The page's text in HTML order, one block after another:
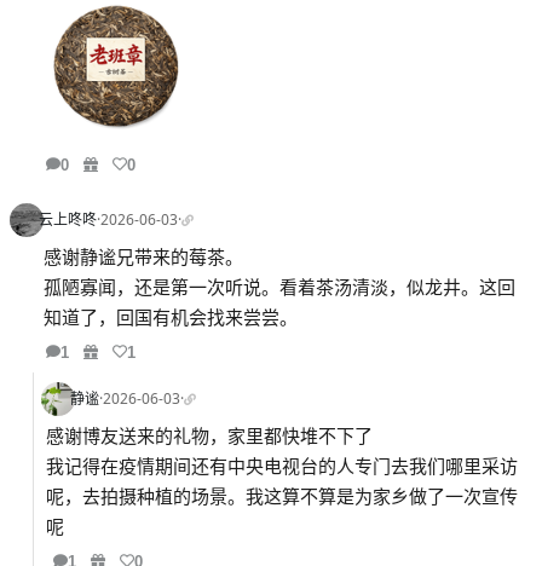
0 0
云上咚咚·2026-06-03·
感谢静谧兄带来的莓茶。
孤陋寡闻，还是第一次听说。看着茶汤清淡，似龙井。这回
知道了，回国有机会找来尝尝。
1 1
静谧·2026-06-03·
感谢博友送来的礼物，家里都快堆不下了
我记得在疫情期间还有中央电视台的人专门去我们哪里采访
呢，去拍摄种植的场景。我这算不算是为家乡做了一次宣传
呢
1 0